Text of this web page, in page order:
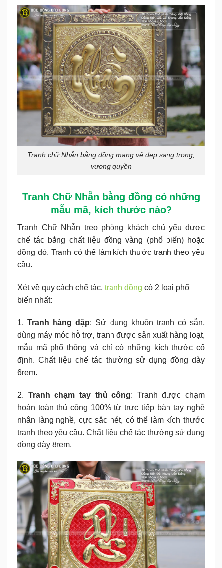
Tranh chữ Nhẫn bằng đồng mang vẻ đẹp sang trọng,
vương quyền
Tranh Chữ Nhẫn bằng đồng có những
mẫu mã, kích thước nào?
Tranh Chữ Nhẫn treo phòng khách chủ yếu được
chế tác bằng chất liệu đồng vàng (phổ biến) hoặc
đồng đỏ. Tranh có thể làm kích thước tranh theo yêu
cầu.
Xét về quy cách chế tác, tranh đồng có 2 loại phổ
biến nhất:
1.Tranh hàng dập: Sử dụng khuôn tranh có sẵn,
dùng máy móc hỗ trợ, tranh được sản xuất hàng loạt,
mẫu mã phổ thông và chỉ có những kích thước cố
định. Chất liệu chế tác thường sử dụng đồng dày
6rem.
2. Tranh chạm tay thủ công: Tranh được chạm
hoàn toàn thủ công 100% từ trực tiếp bàn tay nghệ
nhân làng nghề, cực sắc nét, có thể làm kích thước
tranh theo yêu cầu. Chất liệu chế tác thường sử dụng
đồng dày 8rem.